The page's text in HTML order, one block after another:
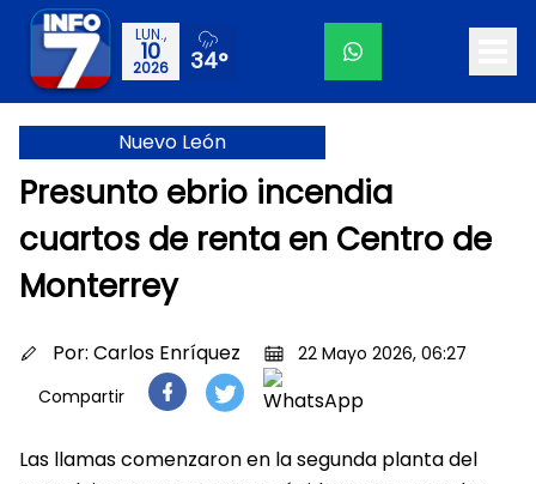
LUN.,
10
2026 34°
Nuevo León
Presunto ebrio incendia
cuartos de renta en Centro de
Monterrey
Por: Carlos Enríquez
22 Mayo 2026, 06:27
Compartir
Las llamas comenzaron en la segunda planta del